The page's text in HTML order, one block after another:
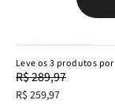
Leveos3 produtos por
R$ 289,97
R$ 259,97